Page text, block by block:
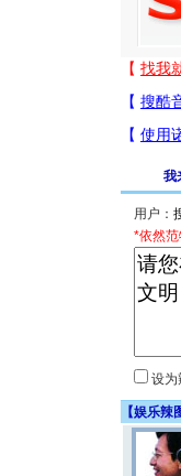
我
用户：
*依然
设
【娱乐辣